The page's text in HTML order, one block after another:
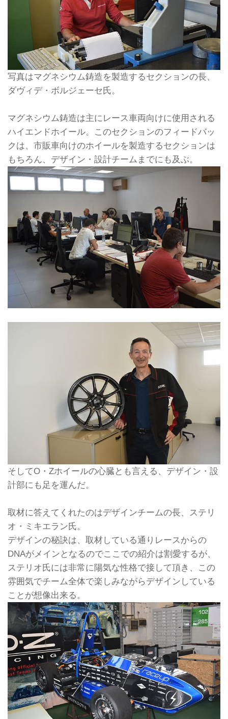
写真はマグネシウム鋳造を製造するセクションの長、
ダヴィデ・ボルジェーセ氏。
マグネシウム鋳造は主にレース車両向けに使用される
ハイエンドホイール。このセクションのフィードバッ
クは、市販車向けのホイールを製造するセクションは
もちろん、デザイン・設計チームまでにも及ぶ。
そしてO・Zホイールの心臓とも言える、デザイン・設
計部にも足を運んだ。
取材に答えてくれたのはデザインチームの長、ステリ
オ・ミキエラン氏。
デザインの秘訣は、取材している通りレースからの
DNAがメインとなるのでここでの紹介は割愛するが、
ステリオ氏には非常に陽気な性格で接して頂き、この
雰囲気でチーム全体で楽しみながらデザインしている
ことが想像出来る。